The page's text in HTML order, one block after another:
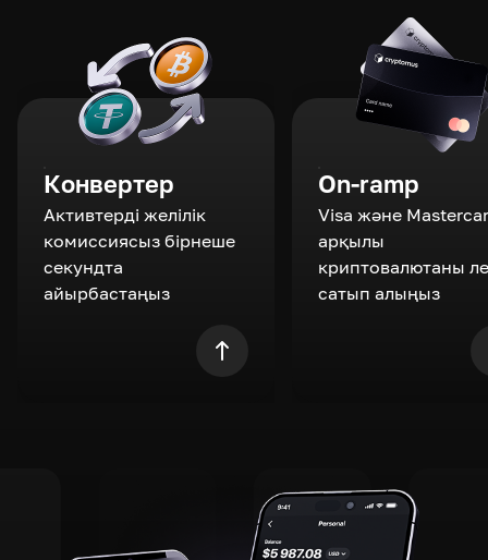
Конвертер
Активтерді желілік
комиссиясыз бірнеше
секундта
айырбастаңыз
On-ramp
Visa және
арқылы
криптовалютаны
сатып алыңыз